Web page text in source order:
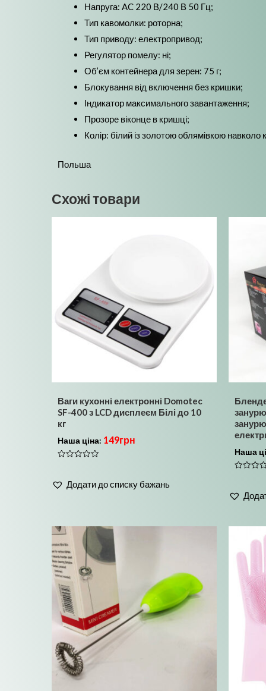
Напруга: AC 220 В/240 В 50 Гц;
Тип кавомолки: роторна;
Тип приводу: електропривод;
Регулятор помелу: ні;
Об’єм контейнера для зерен: 75 г;
Блокування від включення без кришки;
Індикатор максимального завантаження;
Прозоре віконце в кришці;
Колір: білий із золотою облямівкою навколо
Польша
Схожі товари
Ваги кухонні електронні Domotec
SF-400 з LCD дисплеєм Білі до 10
кг
Наша ціна: 149грн
з
Додати до списку бажань
Наша
з